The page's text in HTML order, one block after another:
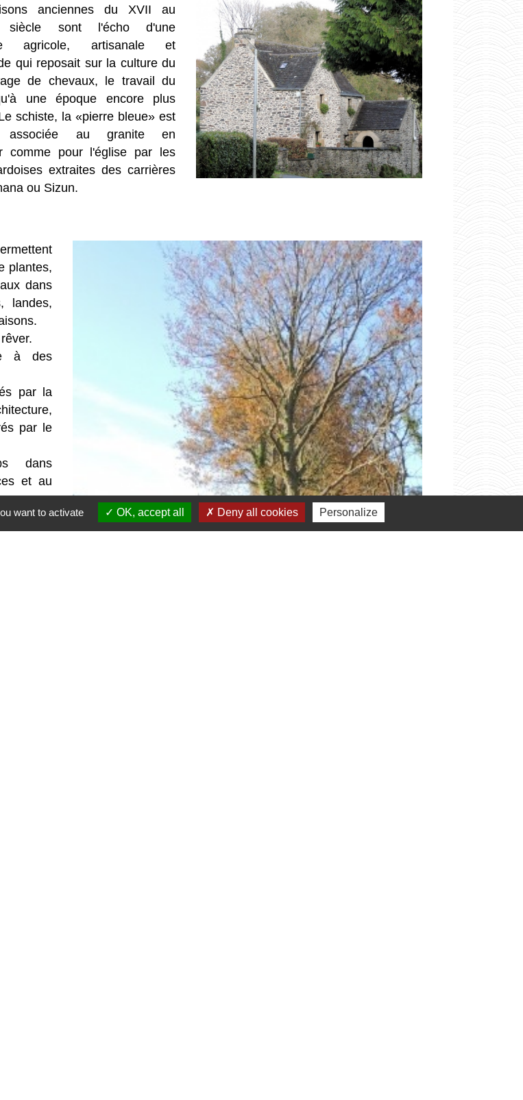
anciennes du XVII au
siècle sont l'écho d'une
agricole, artisanale et
qui reposait sur la culture du
de chevaux, le travail du
une époque encore plus
schiste, la «pierre bleue» est
associée au granite en
comme pour l'église par les
extraites des carrières
ou Sizun.
plantes,
dans
landes,
à des
par la
par le
dans
et au
want to activate OK, accept all Deny all cookies Personalize